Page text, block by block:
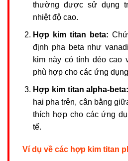
thường được sử dụng
nhiệt độ cao.
Hợp kim titan beta:
định pha beta như
kim này có tính dẻo cao
phù hợp cho các ứng
Hợp kim titan alpha-beta:
hai pha trên, cân bằng
thích hợp cho các ứng
tế.
Ví dụ về các hợp kim titan